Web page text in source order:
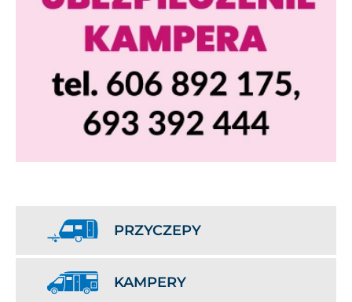
PRZYCZEPY
KAMPERY